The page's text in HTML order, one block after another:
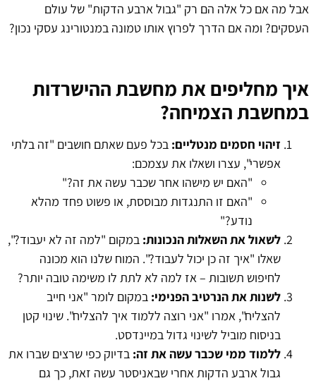
אבל מה אם כל אלה הם רק "גבול ארבע הדקות" של עולם
העסקים? ומה אם הדרך לפרוץ אותו טמונה במנטורינג עסקי נכון?
איך מחליפים את מחשבת ההישרדות
במחשבת הצמיחה?
זיהוי חסמים מנטליים: בכל פעם שאתם חושבים "זה בלתי
אפשרי", עצרו ושאלו את עצמכם:
"האם יש מישהו אחר שכבר עשה את זה?"
"האם זו התנגדות מבוססת, או פשוט פחד מהלא
נודע?"
לשאול את השאלות הנכונות: במקום "למה זה לא יעבוד?",
שאלו "איך זה כן יכול לעבוד?". המוח שלנו הוא מכונה
לחיפוש תשובות – אז למה לא לתת לו משימה טובה יותר?
לשנות את הנרטיב הפנימי: במקום לומר "אני חייב
להצליח", אמרו "אני רוצה ללמוד איך להצליח". שינוי קטן
בניסוח מוביל לשינוי גדול במיינדסט.
ללמוד ממי שכבר עשה את זה: בדיוק כפי שרצים שברו את
גבול ארבע הדקות אחרי שבאניסטר עשה זאת, כך גם